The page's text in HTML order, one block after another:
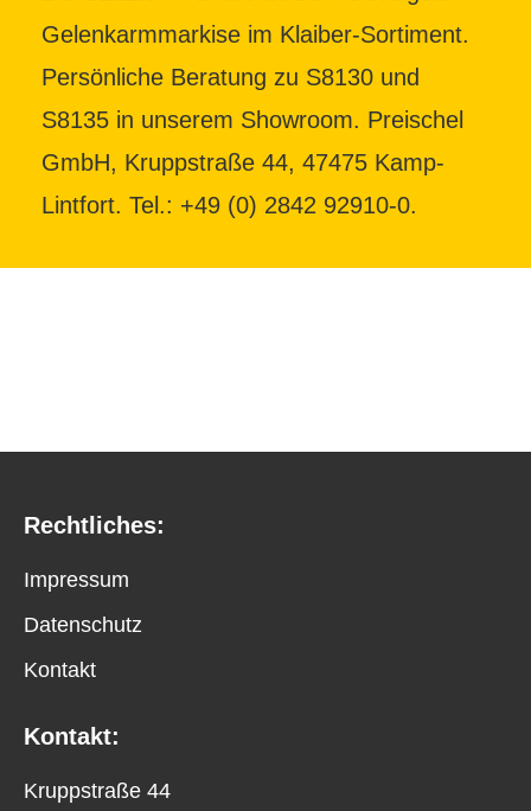
Gelenkarmmarkise im Klaiber-Sortiment.
Persönliche Beratung zu S8130 und
S8135 in unserem Showroom. Preischel
GmbH, Kruppstraße 44, 47475 Kamp-
Lintfort. Tel.: +49 (0) 2842 92910-0.
Rechtliches:
Impressum
Datenschutz
Kontakt
Kontakt:
Kruppstraße 44